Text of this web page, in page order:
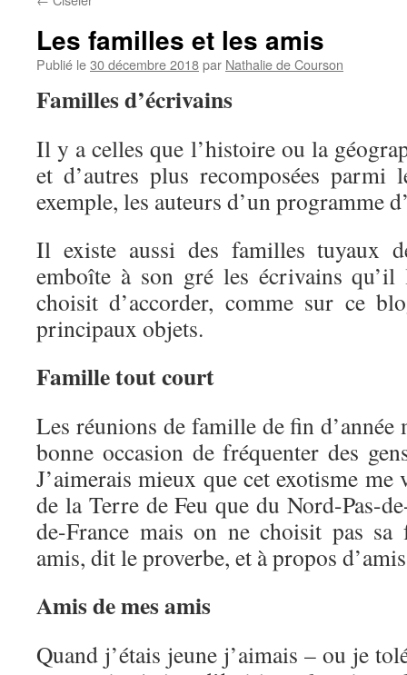
Les familles et les amis
Publié le30 décembre 2018par Nathalie de Courson
Familles d’écrivains
Il y a celles que l’histoire ou la
et d’autres plus recomposées parmi
exemple, les auteurs d’un programme
Il existe aussi des familles tuyaux
emboîte à son gré les écrivains
choisit d’accorder, comme sur ce
principaux objets.
Famille tout court
Les réunions de famille de fin d’année
bonne occasion de fréquenter des
J’aimerais mieux que cet exotisme me
de la Terre de Feu que du Nord-Pas-
de-France mais on ne choisit pas
amis, dit le proverbe, et à propos
Amis de mes amis
Quand j’étais jeune j’aimais – ou je